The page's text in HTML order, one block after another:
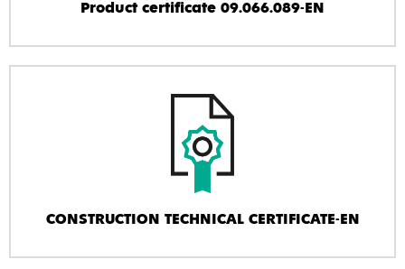
Product certificate 09.066.089-EN
CONSTRUCTION TECHNICAL CERTIFICATE-EN